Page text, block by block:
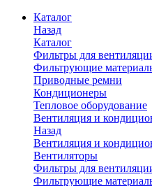
Каталог
Назад
Каталог
Фильтры для
Фильтрующие
Приводные ремни
Кондиционеры
Тепловое оборудование
Вентиляция и
Назад
Вентиляция и
Вентиляторы
Фильтры для
Фильтрующие